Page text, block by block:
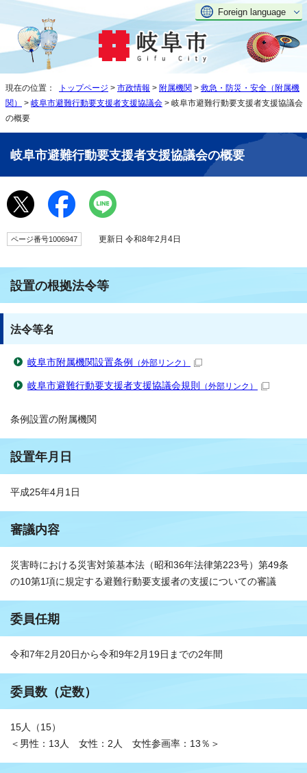
Foreign language
現在の位置： トップページ > 市政情報 > 附属機関 > 救急・防災・安全（附属機
関）
> 岐阜市避難行動要支援者支援協議会 > 岐阜市避難行動要支援者支援協議会
の概要
岐阜市避難行動要支援者支援協議会の概要
ページ番号1006947 更新日 令和8年2月4日
設置の根拠法令等
法令等名
岐阜市附属機関設置条例 （外部リンク）
岐阜市避難行動要支援者支援協議会規則 （外部リンク）
条例設置の附属機関
設置年月日
平成25年4月1日
審議内容
災害時における災害対策基本法（昭和36年法律第223号）第49条
の10第1項に規定する避難行動要支援者の支援についての審議
委員任期
令和7年2月20日から令和9年2月19日までの2年間
委員数（定数）
15人（15）
＜男性：13人 女性：2人 女性参画率：13％＞